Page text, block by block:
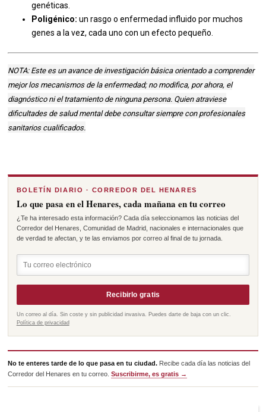
genéticas.
Poligénico: un rasgo o enfermedad influido por muchos
genes a la vez, cada uno con un efecto pequeño.
NOTA: Este es un avance de investigación básica orientado a comprender
mejor los mecanismos de la enfermedad; no modifica, por ahora, el
diagnóstico ni el tratamiento de ninguna persona. Quien atraviese
dificultades de salud mental debe consultar siempre con profesionales
sanitarios cualificados.
BOLETÍN DIARIO · CORREDOR DEL HENARES
Lo que pasa en el Henares, cada mañana en tu correo
¿Te ha interesado esta información? Cada día seleccionamos las noticias del
Corredor del Henares, Comunidad de Madrid, nacionales e internacionales que
de verdad te afectan, y te las enviamos por correo al final de tu jornada.
Recibirlo gratis
Un correo al día. Sin coste y sin publicidad invasiva. Puedes darte de baja con un clic.
Política de privacidad
No te enteres tarde de lo que pasa en tu ciudad. Recibe cada día las noticias del
Corredor del Henares en tu correo.Suscribirme, es gratis →